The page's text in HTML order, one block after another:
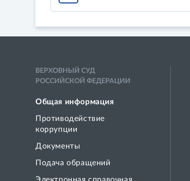
ВЕРХОВНЫЙ СУД
РОССИЙСКОЙ ФЕДЕРАЦИИ
Общая информация
Противодействие
коррупции
Документы
Подача обращений